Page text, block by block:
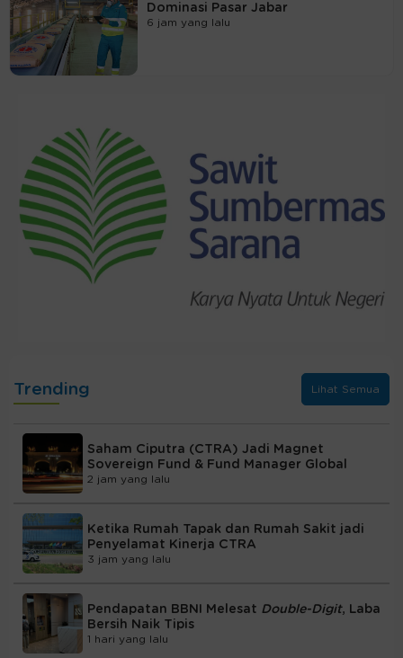
Dominasi Pasar Jabar
6 jam yang lalu
Trending Lihat Semua
Saham Ciputra (CTRA) Jadi Magnet
Sovereign Fund & Fund Manager Global
2 jam yang lalu
Ketika Rumah Tapak dan Rumah Sakit jadi
Penyelamat Kinerja CTRA
3 jam yang lalu
Pendapatan BBNI Melesat Double-Digit, Laba
Bersih Naik Tipis
1 hari yang lalu